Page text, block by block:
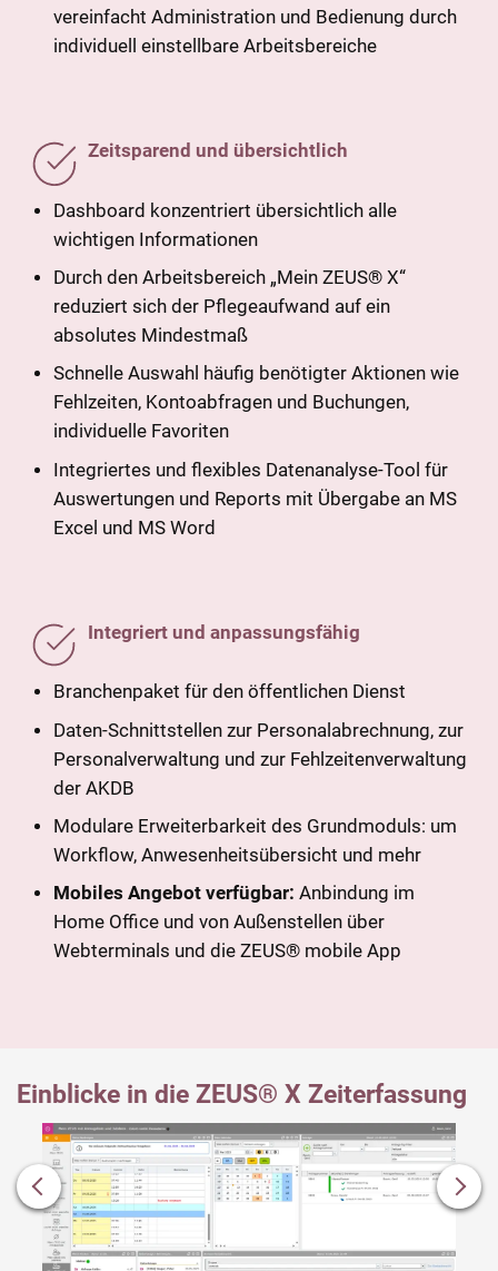
vereinfacht Administration und Bedienung durch
individuell einstellbare Arbeitsbereiche
Zeitsparend und übersichtlich
Dashboard konzentriert übersichtlich alle
wichtigen Informationen
Durch den Arbeitsbereich „Mein ZEUS® X“
reduziert sich der Pflegeaufwand auf ein
absolutes Mindestmaß
Schnelle Auswahl häufig benötigter Aktionen wie
Fehlzeiten, Kontoabfragen und Buchungen,
individuelle Favoriten
Integriertes und flexibles Datenanalyse-Tool für
Auswertungen und Reports mit Übergabe an MS
Excel und MS Word
Integriert und anpassungsfähig
Branchenpaket für den öffentlichen Dienst
Daten-Schnittstellen zur Personalabrechnung, zur
Personalverwaltung und zur Fehlzeitenverwaltung
der AKDB
Modulare Erweiterbarkeit des Grundmoduls: um
Workflow, Anwesenheitsübersicht und mehr
Mobiles Angebot verfügbar: Anbindung im
Home Office und von Außenstellen über
Webterminals und die ZEUS® mobile App
Einblicke in die ZEUS® X Zeiterfassung